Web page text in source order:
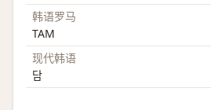
韩语罗马
TAM
现代韩语
담